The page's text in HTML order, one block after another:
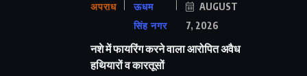
अपराध
ऊधम
सिंह नगर
AUGUST
7, 2026
नशे में फायरिंग करने वाला आरोपित अवैध
हथियारों व कारतूसों